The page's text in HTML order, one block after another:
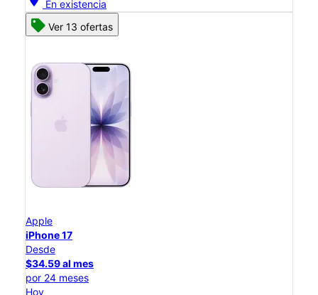
En existencia
Ver 13 ofertas
Apple
iPhone 17
Desde
$34.59 al mes
por 24 meses
Hoy